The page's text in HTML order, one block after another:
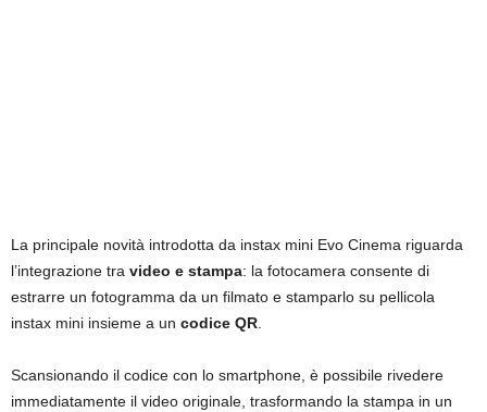
La principale novità introdotta da instax mini Evo Cinema riguarda
l’integrazione tra video e stampa: la fotocamera consente di
estrarre un fotogramma da un filmato e stamparlo su pellicola
instax mini insieme a un codice QR.
Scansionando il codice con lo smartphone, è possibile rivedere
immediatamente il video originale, trasformando la stampa in un